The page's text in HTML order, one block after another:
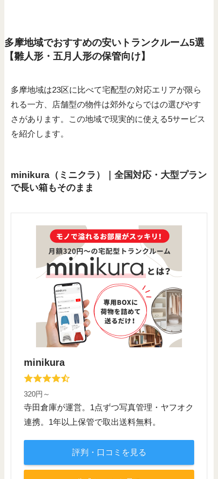
多摩地域でおすすめの安いトランクルーム5選
【雛人形・五月人形の保管向け】
多摩地域は23区に比べて宅配型の対応エリアが限ら
れる一方、店舗型の物件は郊外ならではの選びやす
さがあります。この地域で現実的に使える5サービス
を紹介します。
minikura（ミニクラ）｜全国対応・大型プラン
で長い箱もそのまま
minikura
320円～
寺田倉庫が運営。1点ずつ写真管理・ヤフオク
連携。1年以上保管で取出送料無料。
評判・口コミを見る